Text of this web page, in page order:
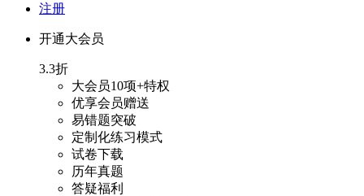
注册
开通大会员
3.3折
大会员10项+特权
优享会员赠送
易错题突破
定制化练习模式
试卷下载
历年真题
答疑福利